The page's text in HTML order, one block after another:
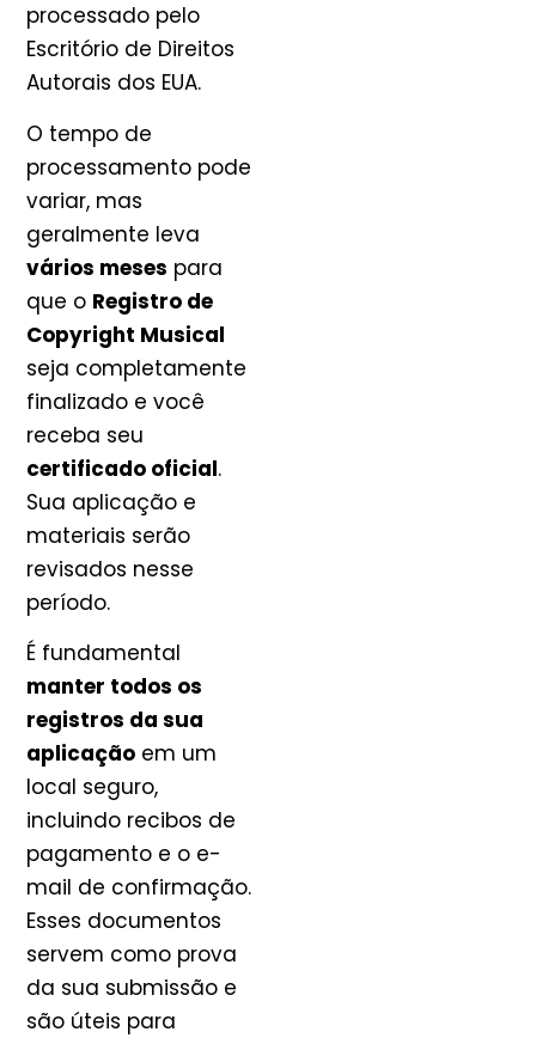
processado pelo
Escritório de Direitos
Autorais dos EUA.
O tempo de
processamento pode
variar, mas
geralmente leva
vários meses para
que o Registro de
Copyright Musical
seja completamente
finalizado e você
receba seu
certificado oficial.
Sua aplicação e
materiais serão
revisados nesse
período.
É fundamental
manter todos os
registros da sua
aplicação em um
local seguro,
incluindo recibos de
pagamento e o e-
mail de confirmação.
Esses documentos
servem como prova
da sua submissão e
são úteis para